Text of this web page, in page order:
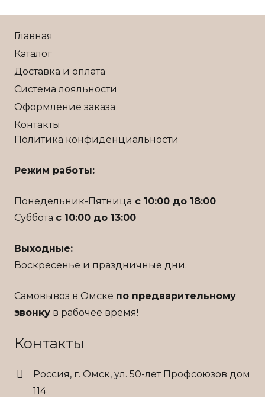
можно
Главная
Каталог
Доставка и оплата
Система лояльности
Оформление заказа
Контакты
Политика конфиденциальности
Режим работы:
Понедельник-Пятница с 10:00 до 18:00
Суббота с 10:00 до 13:00
Выходные:
Воскресенье и праздничные дни.
Самовывоз в Омске по предварительному
звонку в рабочее время!
Контакты
Россия, г. Омск, ул. 50-лет Профсоюзов дом
114